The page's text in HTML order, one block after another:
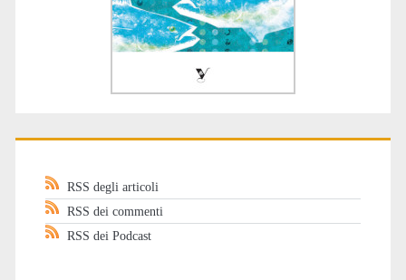
RSS degli articoli
RSS dei commenti
RSS dei Podcast